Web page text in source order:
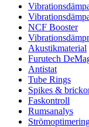
NCF Booster
Akustikmaterial
Furutech
Antistat
Tube Rings
Spikes &
Faskontroll
Rumsanalys